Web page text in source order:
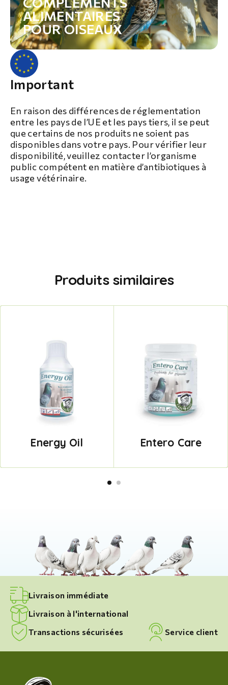
ALIMENTAIRES
POUR OISEAUX
Important
En raison des différences de réglementation
entre les pays de l’UE et les pays tiers, il se peut
que certains de nos produits ne soient pas
disponibles dans votre pays. Pour vérifier leur
disponibilité, veuillez contacter l’organisme
public compétent en matière d’antibiotiques à
usage vétérinaire.
Produits similaires
Energy Oil Entero Care
Livraison immédiate
Livraison à l'international
Transactions sécurisées
Service client